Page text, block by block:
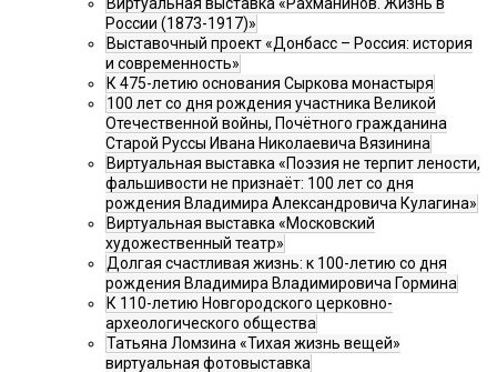
Виртуальная выставка «Рахманинов. Жизнь в
России (1873-1917)»
Выставочный проект «Донбасс – Россия: история
и современность»
К 475-летию основания Сыркова монастыря
100 лет со дня рождения участника Великой
Отечественной войны, Почётного гражданина
Старой Руссы Ивана Николаевича Вязинина
Виртуальная выставка «Поэзия не терпит лености,
фальшивости не признаёт: 100 лет со дня
рождения Владимира Александровича Кулагина»
Виртуальная выставка «Московский
художественный театр»
Долгая счастливая жизнь: к 100-летию со дня
рождения Владимира Владимировича Гормина
К 110-летию Новгородского церковно-
археологического общества
Татьяна Ломзина «Тихая жизнь вещей»
виртуальная фотовыставка